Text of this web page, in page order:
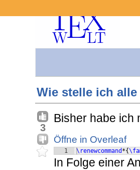
Wie stelle ich
3
Bisher habe ich
Öffne in Overleaf
1 \renewcommand *{
In Folge einer